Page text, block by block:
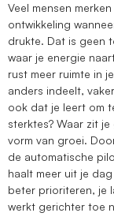
Veel mensen
ontwikkeling
drukte. Dat is geen
waar je energie
rust meer ruimte in
anders indeelt,
ook dat je leert om
sterktes? Waar zit
vorm van groei.
de automatische
haalt meer uit je
beter prioriteren, je
werkt gerichter toe